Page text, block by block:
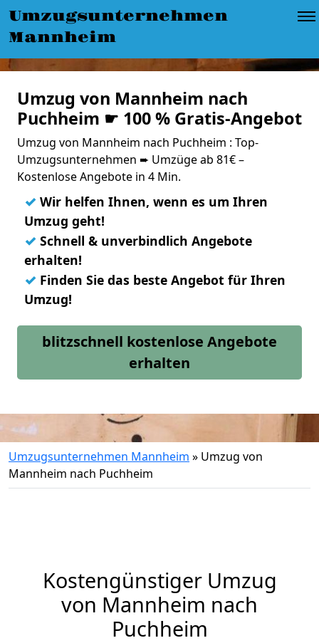
Umzugsunternehmen
Mannheim
Umzug von Mannheim nach
Puchheim ☛ 100 % Gratis-Angebot
Umzug von Mannheim nach Puchheim : Top-
Umzugsunternehmen ➨ Umzüge ab 81€ –
Kostenlose Angebote in 4 Min.
✓ Wir helfen Ihnen, wenn es um Ihren
Umzug geht!
✓ Schnell & unverbindlich Angebote
erhalten!
✓ Finden Sie das beste Angebot für Ihren
Umzug!
blitzschnell kostenlose Angebote
erhalten
Umzugsunternehmen Mannheim » Umzug von
Mannheim nach Puchheim
Kostengünstiger Umzug
von Mannheim nach
Puchheim